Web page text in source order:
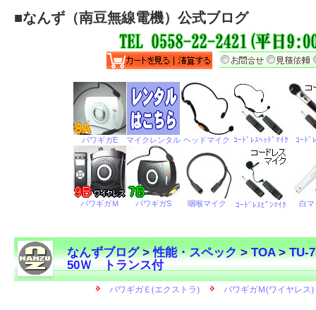
■なんず（南豆無線電機）公式ブログ
なんずブログ>性能・スペック>TOA>TU-
50Ｗ トランス付